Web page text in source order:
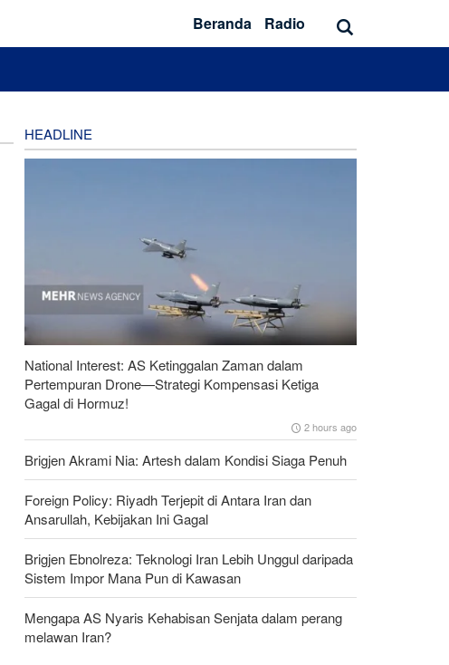
Beranda Radio
HEADLINE
National Interest: AS Ketinggalan Zaman dalam
Pertempuran Drone—Strategi Kompensasi Ketiga
Gagal di Hormuz!
2 hours ago
Brigjen Akrami Nia: Artesh dalam Kondisi Siaga Penuh
Foreign Policy: Riyadh Terjepit di Antara Iran dan
Ansarullah, Kebijakan Ini Gagal
Brigjen Ebnolreza: Teknologi Iran Lebih Unggul daripada
Sistem Impor Mana Pun di Kawasan
Mengapa AS Nyaris Kehabisan Senjata dalam perang
melawan Iran?